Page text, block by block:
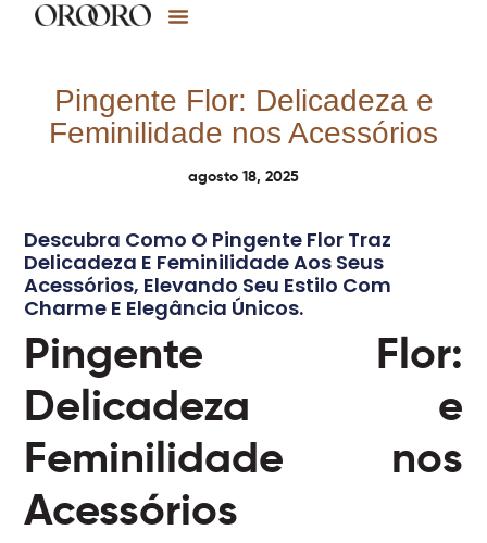
Pingente Flor: Delicadeza e
Feminilidade nos Acessórios
agosto 18, 2025
Descubra Como O Pingente Flor Traz
Delicadeza E Feminilidade Aos Seus
Acessórios, Elevando Seu Estilo Com
Charme E Elegância Únicos.
Pingente Flor:
Delicadeza e
Feminilidade nos
Acessórios